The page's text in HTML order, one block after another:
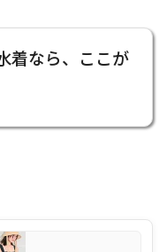
着なら、ここが